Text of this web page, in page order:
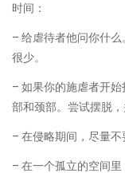
时间：
– 给虐待者他问你什
很少。
– 如果你的施虐者开
部和颈部。尝试摆脱
– 在侵略期间，尽量不
– 在一个孤立的空间里